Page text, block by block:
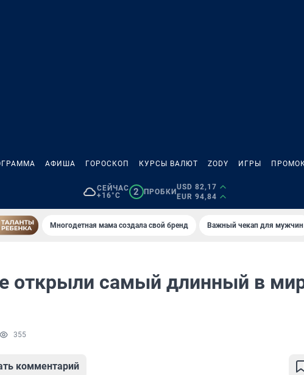
АФИША ГОРОСКОП КУРСЫ ВАЛЮТ ZODY ИГРЫ
СЕЙЧАС
+16°C
2 ПРОБКИ
USD 82,17
EUR 94,84
Многодетная мама создала свой бренд Важный чекап для мужчин
открыли самый длинный в
355
комментарий